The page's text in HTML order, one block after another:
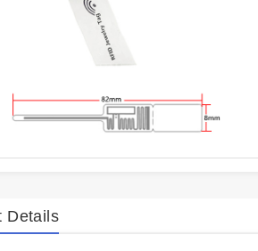
Details